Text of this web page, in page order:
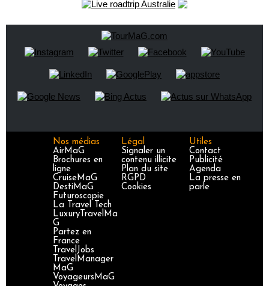
Nos médias
AirMaG
Brochures en
ligne
CruiseMaG
DestiMaG
Futuroscopie
La Travel Tech
LuxuryTravelMa
G
Partez en
France
TravelJobs
TravelManager
MaG
VoyageursMaG
Légal
Signaler un
contenu illicite
Plan du site
RGPD
Cookies
Utiles
Contact
Publicité
Agenda
La presse en
parle